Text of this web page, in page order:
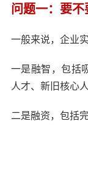
问题一：要
一般来说，企业
一是融智，包括
人才、新旧核心
二是融资，包括